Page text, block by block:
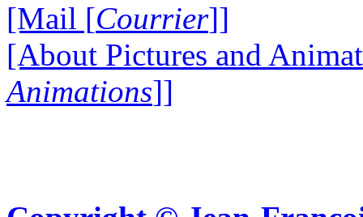
[Mail [Courrier]]
[About Pictures and
Animations]]